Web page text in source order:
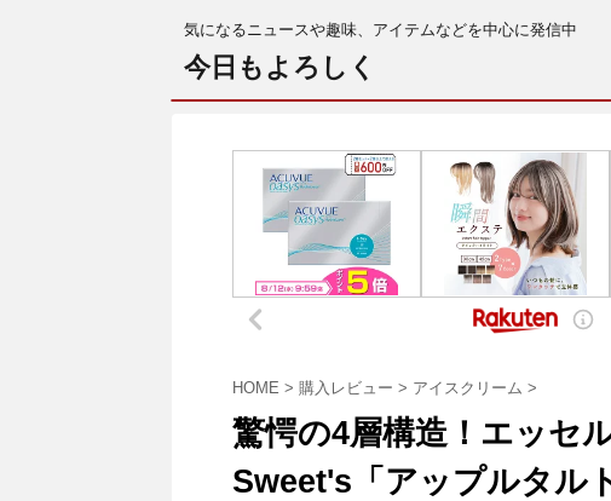
気になるニュースや趣味、アイテムなどを中心に発信中
今日もよろしく
HOME > 購入レビュー > アイスクリーム >
驚愕の4層構造！エッセ
Sweet's「アップルタル